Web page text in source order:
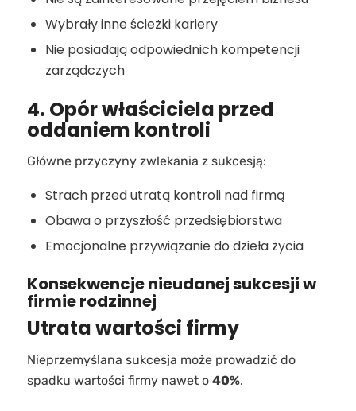
Wybrały inne ścieżki kariery
Nie posiadają odpowiednich kompetencji
zarządczych
4. Opór właściciela przed
oddaniem kontroli
Główne przyczyny zwlekania z sukcesją:
Strach przed utratą kontroli nad firmą
Obawa o przyszłość przedsiębiorstwa
Emocjonalne przywiązanie do dzieła życia
Konsekwencje nieudanej sukcesji w
firmie rodzinnej
Utrata wartości firmy
Nieprzemyślana sukcesja może prowadzić do
spadku wartości firmy nawet o 40%.